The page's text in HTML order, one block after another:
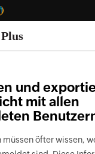
und
mit allen
öfter wissen,